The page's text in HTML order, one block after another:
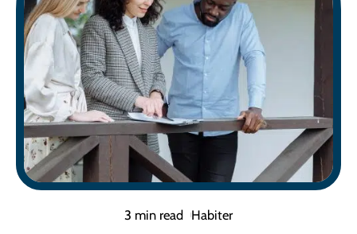
3 min read Habiter